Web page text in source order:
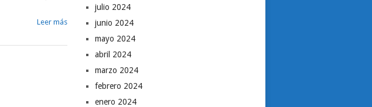
Leer más
julio 2024
junio 2024
mayo 2024
abril 2024
marzo 2024
febrero 2024
enero 2024